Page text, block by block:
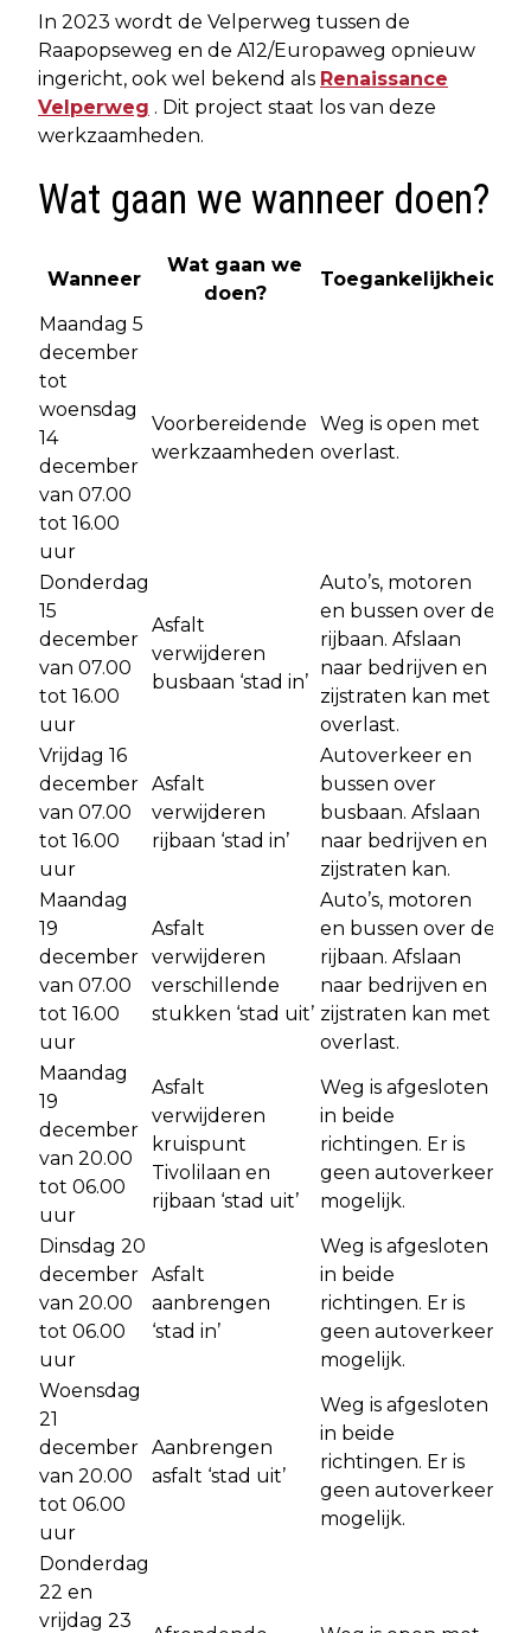
In 2023 wordt de Velperweg tussen de
Raapopseweg en de A12/Europaweg opnieuw
ingericht, ook wel bekend als Renaissance
Velperweg . Dit project staat los van deze
werkzaamheden.
Wat gaan we wanneer doen?
Wanneer
Wat gaan we
doen?
Toegankelijkheid
Maandag 5
december
tot
woensdag
14
december
van 07.00
tot 16.00
uur
Voorbereidende
werkzaamheden
Weg is open met
overlast.
Donderdag
15
december
van 07.00
tot 16.00
uur
Asfalt
verwijderen
busbaan ‘stad in’
Auto’s, motoren
en bussen over de
rijbaan. Afslaan
naar bedrijven en
zijstraten kan met
overlast.
Vrijdag 16
december
van 07.00
tot 16.00
uur
Asfalt
verwijderen
rijbaan ‘stad in’
Autoverkeer en
bussen over
busbaan. Afslaan
naar bedrijven en
zijstraten kan.
Maandag
19
december
van 07.00
tot 16.00
uur
Asfalt
verwijderen
verschillende
stukken ‘stad uit’
Auto’s, motoren
en bussen over de
rijbaan. Afslaan
naar bedrijven en
zijstraten kan met
overlast.
Maandag
19
december
van 20.00
tot 06.00
uur
Asfalt
verwijderen
kruispunt
Tivolilaan en
rijbaan ‘stad uit’
Weg is afgesloten
in beide
richtingen. Er is
geen autoverkeer
mogelijk.
Dinsdag 20
december
van 20.00
tot 06.00
uur
Asfalt
aanbrengen
‘stad in’
Weg is afgesloten
in beide
richtingen. Er is
geen autoverkeer
mogelijk.
Woensdag
21
december
van 20.00
tot 06.00
uur
Aanbrengen
asfalt ‘stad uit’
Weg is afgesloten
in beide
richtingen. Er is
geen autoverkeer
mogelijk.
Donderdag
22 en
vrijdag 23